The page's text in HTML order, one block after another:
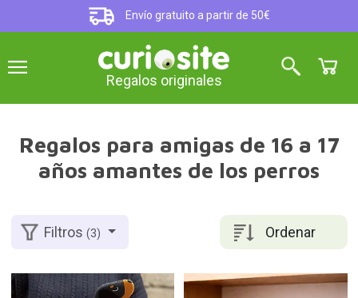
Envío gratuito a partir de 50€
Regalos originales
Regalos para amigas de 16 a 17
años amantes de los perros
Ordenar
Filtros(3)